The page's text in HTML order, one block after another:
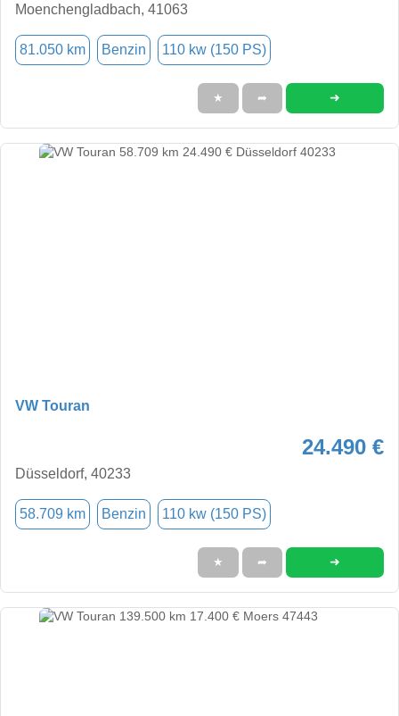
Moenchengladbach, 41063
81.050 km Benzin 110 kw (150 PS)
★ ➦ ➜
VW Touran
24.490 €
Düsseldorf, 40233
58.709 km Benzin 110 kw (150 PS)
★ ➦ ➜